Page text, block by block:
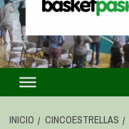
INICIO CINCOESTRELLAS